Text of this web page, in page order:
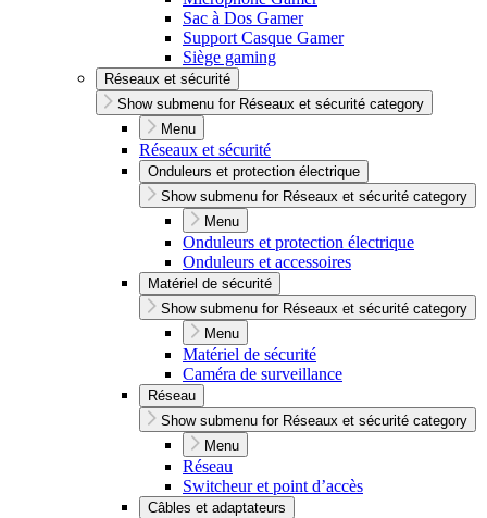
Sac à Dos Gamer
Support Casque Gamer
Siège gaming
Réseaux et sécurité
Show submenu for Réseaux et sécurité category
Menu
Réseaux et sécurité
Onduleurs et protection électrique
Show submenu for Réseaux et sécurité category
Menu
Onduleurs et protection électrique
Onduleurs et accessoires
Matériel de sécurité
Show submenu for Réseaux et sécurité category
Menu
Matériel de sécurité
Caméra de surveillance
Réseau
Show submenu for Réseaux et sécurité category
Menu
Réseau
Switcheur et point d’accès
Câbles et adaptateurs